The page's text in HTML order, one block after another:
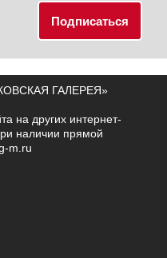
ГАЛЕРЕЯ»
на других интернет-
наличии прямой
m.ru